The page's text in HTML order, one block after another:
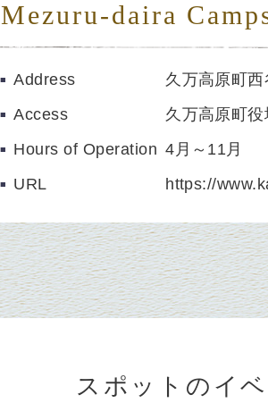
Mezuru-daira
Address 久万高原町
Access
久万高原町
Hours of Operation 4月～11月
URL
https://
スポットのイ